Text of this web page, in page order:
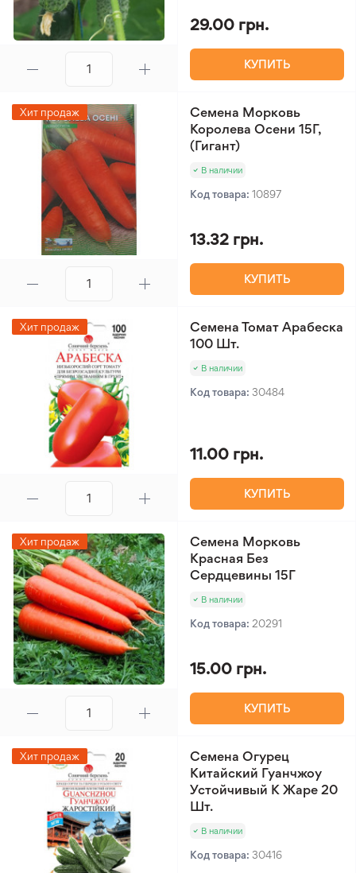
29.00 грн.
КУПИТЬ
Хит продаж
Семена Морковь
Королева Осени 15Г,
(Гигант)
В наличии
Код товара: 10897
13.32 грн.
КУПИТЬ
Хит продаж
Семена Томат Арабеска
100 Шт.
В наличии
Код товара: 30484
11.00 грн.
КУПИТЬ
Хит продаж
Семена Морковь
Красная Без
Сердцевины 15Г
В наличии
Код товара: 20291
15.00 грн.
КУПИТЬ
Хит продаж
Семена Огурец
Китайский Гуанчжоу
Устойчивый К Жаре 20
Шт.
В наличии
Код товара: 30416